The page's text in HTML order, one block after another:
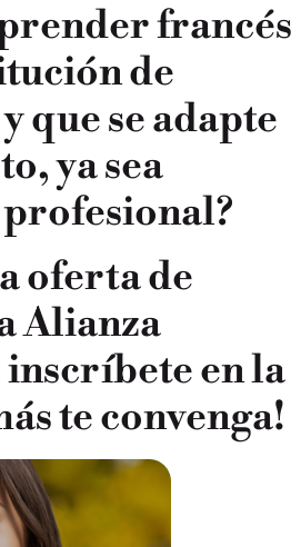
francés
de
que se adapte
ya sea
oferta de
Alianza
inscríbete en la
te convenga!